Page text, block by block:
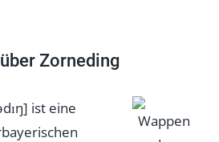
Zorneding
ist eine